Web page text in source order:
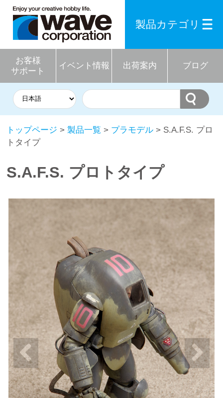
お客様
サポート
イベント情報 出荷案内 ブログ
製品カテゴリ
トップページ > 製品一覧 > プラモデル > S.A.F.S. プロ
トタイプ
S.A.F.S. プロトタイプ